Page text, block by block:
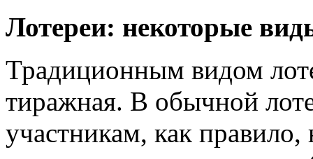
Лотереи: некоторые
Традиционным видом
тиражная. В обычной
участникам, как